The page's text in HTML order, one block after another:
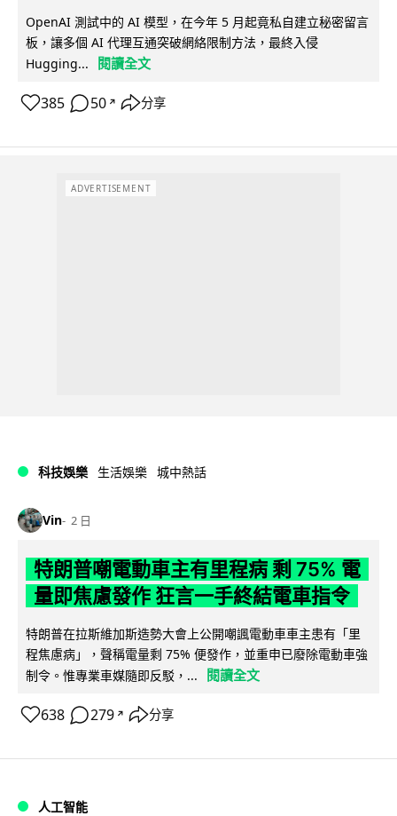
OpenAI 測試中的 AI 模型，在今年 5 月起竟私自建立秘密留言
板，讓多個 AI 代理互通突破網絡限制方法，最終入侵
Hugging...
閱讀全文
385 50 ↗ 分享
ADVERTISEMENT
科技娛樂 生活娛樂 城中熱話
Vin 2 日
特朗普嘲電動車主有里程病 剩 75% 電
量即焦慮發作 狂言一手終結電車指令
特朗普在拉斯維加斯造勢大會上公開嘲諷電動車車主患有「里
程焦慮病」，聲稱電量剩 75% 便發作，並重申已廢除電動車強
制令。惟專業車媒隨即反駁，...
閱讀全文
638 279 ↗ 分享
人工智能